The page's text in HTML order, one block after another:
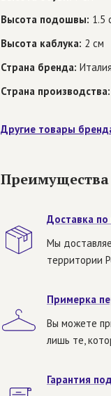
Высота подошвы: 1.5
Высота каблука: 2 см
Страна бренда: Италия
Страна производства:
Другие товары
Преимущества
Доставка по
Мы
территории
Примерка
Вы можете
лишь те,
Гарантия